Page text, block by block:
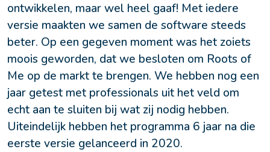
ontwikkelen, maar wel heel gaaf! Met iedere
versie maakten we samen de software steeds
beter. Op een gegeven moment was het zoiets
moois geworden, dat we besloten om Roots of
Me op de markt te brengen. We hebben nog een
jaar getest met professionals uit het veld om
echt aan te sluiten bij wat zij nodig hebben.
Uiteindelijk hebben het programma 6 jaar na die
eerste versie gelanceerd in 2020.